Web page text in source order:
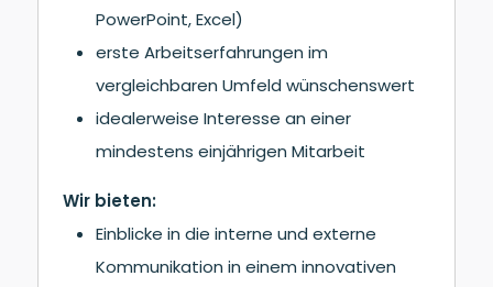
PowerPoint, Excel)
erste Arbeitserfahrungen im
vergleichbaren Umfeld wünschenswert
idealerweise Interesse an einer
mindestens einjährigen Mitarbeit
Wir bieten:
Einblicke in die interne und externe
Kommunikation in einem innovativen